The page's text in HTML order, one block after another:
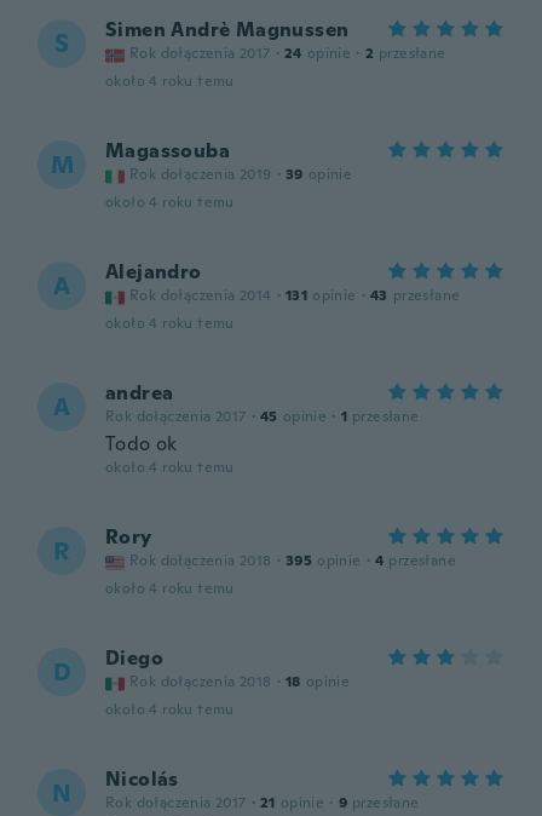
S Simen Andrè Magnussen
Rok dołączenia 2017 · 24 opinie · 2 przesłane
około 4 roku temu
M Magassouba
Rok dołączenia 2019 · 39 opinie
około 4 roku temu
A Alejandro
Rok dołączenia 2014 · 131 opinie · 43 przesłane
około 4 roku temu
A andrea
Rok dołączenia 2017 · 45 opinie · 1 przesłane
Todo ok
około 4 roku temu
R Rory
Rok dołączenia 2018 · 395 opinie · 4 przesłane
około 4 roku temu
D Diego
Rok dołączenia 2018 · 18 opinie
około 4 roku temu
N Nicolás
Rok dołączenia 2017 · 21 opinie · 9 przesłane